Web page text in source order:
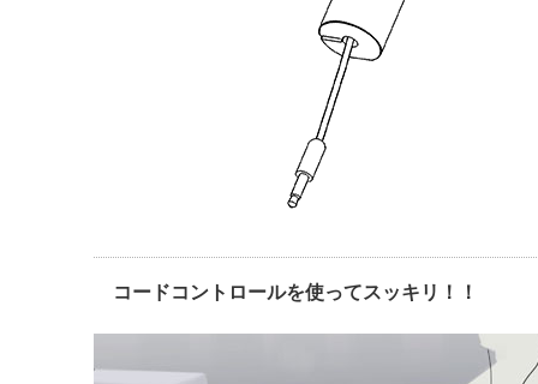
コードコントロールを使ってスッキリ！！